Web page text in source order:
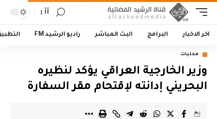
أأ
اخر الاخبار البرامج البث المباشر راديو الرشيد FM
محليات
وزير الخارجية العراقي يؤكد لنظيره
البحريني إدانته لإقتحام مقر السفارة